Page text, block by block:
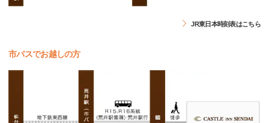
JR東日本時刻表はこちら
市バスでお越しの方